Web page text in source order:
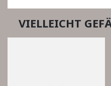
VIELLEICHT